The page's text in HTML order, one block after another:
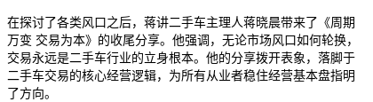
在探讨了各类风口之后，蒋讲二手车主理人蒋晓晨带来了《周期
万变 交易为本》的收尾分享。他强调，无论市场风口如何轮换，
交易永远是二手车行业的立身根本。他的分享拨开表象，落脚于
二手车交易的核心经营逻辑，为所有从业者稳住经营基本盘指明
了方向。